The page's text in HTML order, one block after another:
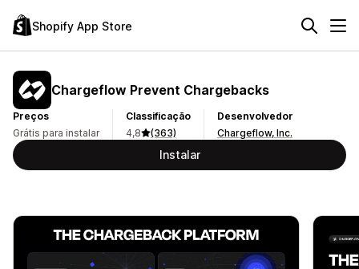
Shopify App Store
Chargeflow Prevent Chargebacks
Preços
Grátis para instalar
Classificação
4,8
(363)
Desenvolvedor
Chargeflow, Inc.
Instalar